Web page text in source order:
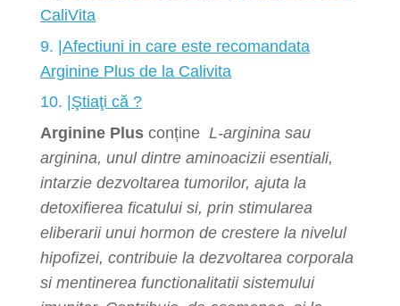
CaliVita
9. |Afectiuni in care este recomandata
Arginine Plus de la Calivita
10. | Ştiaţi că ?
Arginine Plus conține L-arginina sau
arginina, unul dintre aminoacizii esentiali,
intarzie dezvoltarea tumorilor, ajuta la
detoxifierea ficatului si, prin stimularea
eliberarii unui hormon de crestere la nivelul
hipofizei, contribuie la dezvoltarea corporala
si mentinerea functionalitatii sistemului